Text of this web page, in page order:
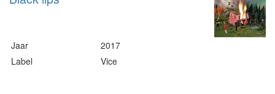
Jaar
2017
Label
Vice